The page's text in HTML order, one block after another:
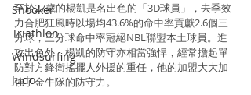
Snooker
Triathlon
Windsurfing
Judo
至於27歲的楊凱是名出色的「3D球員」，去季效
力合肥狂風時以場均43.6%的命中率貢獻2.6個三
分球，三分球命中率冠絕NBL聯盟本土球員。進
攻出色外，楊凱的防守亦相當強悍，經常擔起單
防對方鋒衛搖擺人外援的重任，他的加盟大大加
強了金牛隊的防守力。